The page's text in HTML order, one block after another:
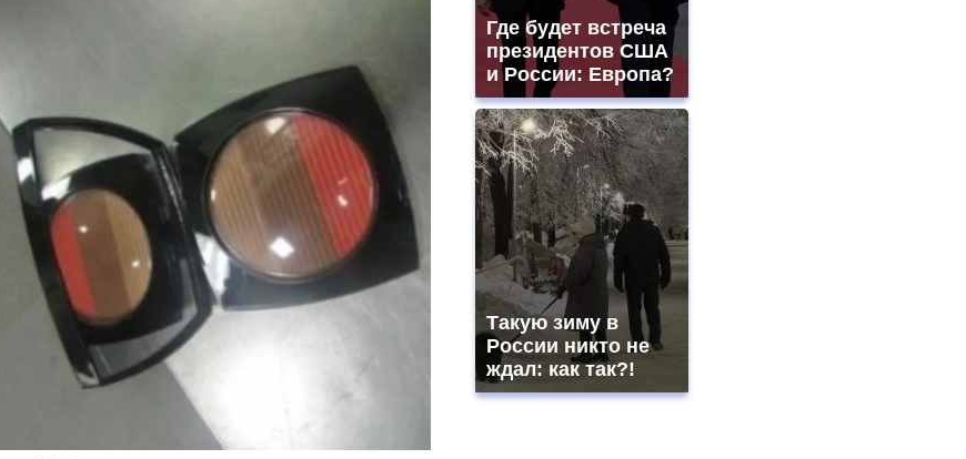
Где будет встреча
президентов США
и России: Европа?
Такую зиму в
России никто не
ждал: как так?!